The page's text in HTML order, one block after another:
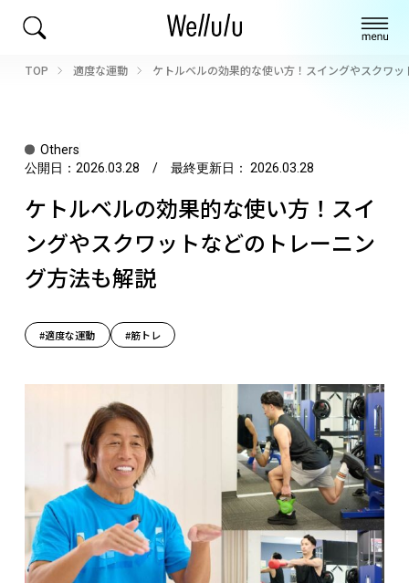
TOP 適度な運動 ケトルベルの効果的な使い方！スイングやスクワ
Others
公開日： 2026.03.28 / 最終更新日： 2026.03.28
ケトルベルの効果的な使い方！スイ
ングやスクワットなどのトレーニン
グ方法も解説
#適度な運動 #筋トレ